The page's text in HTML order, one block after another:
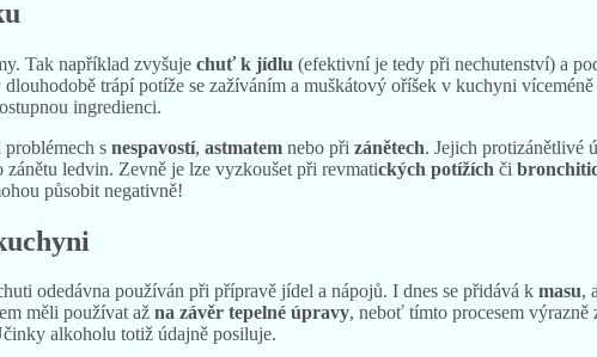
Tak například zvyšujechuť k jídlu(efektivní je tedy při nechutenství) a
trápí potíže se zažíváním a muškátový oříšek v kuchyni
s nespavostí,astmatemnebo přizánětech . Jejich protizánětlivé
ledvin. Zevně je lze vyzkoušet při revmati
odedávna používán při přípravě jídel a nápojů. I dnes se přidává kmasu,
měli používat až na závěr tepelné úpravy